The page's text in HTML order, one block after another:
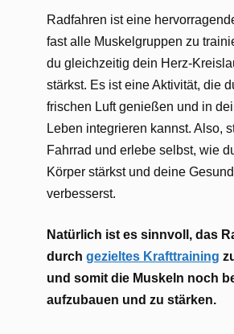
Radfahren ist eine
fast alle Muskelgruppen zu
du gleichzeitig dein Herz-
stärkst. Es ist eine Aktivität, die
frischen Luft genießen und in
Leben integrieren kannst. Also,
Fahrrad und erlebe selbst, wie
Körper stärkst und deine
verbesserst.
Natürlich ist es sinnvoll, das
durch gezieltes Krafttraining
und somit die Muskeln noch
aufzubauen und zu stärken.